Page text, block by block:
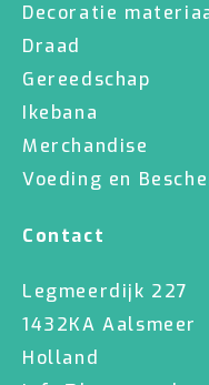
Decoratie
Draad
Gereedschap
Ikebana
Merchandise
Voeding en
Contact
Legmeerdijk 227
1432KA Aalsmeer
Holland